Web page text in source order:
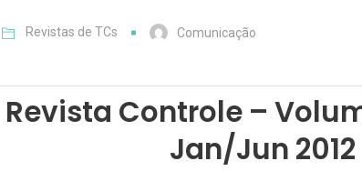
Revistas de TCs Comunicação
Revista Controle –
Jan/Jun 2012